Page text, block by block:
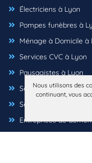
Électriciens à Lyon
Pompes funèbres à
Ménage à Domicile à
Services CVC à Lyon
Paysagistes à Lyon
Services De laverie à
Serruriers à Lyon
Entreprises de
Nous utilisons des
continuant, vous